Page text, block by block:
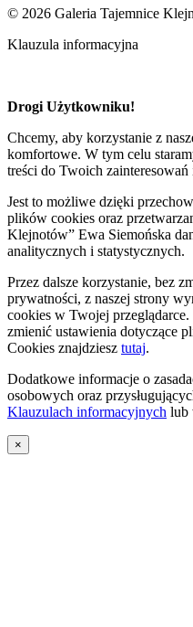
© 2026 Galeria Tajemnice
Klauzula informacyjna
Drogi Użytkowniku!
Chcemy, aby korzystanie z
komfortowe. W tym celu
treści do Twoich zainteresowań
Jest to możliwe dzięki
plików cookies oraz
Klejnotów” Ewa Siemońska
analitycznych i statystycznych.
Przez dalsze korzystanie, bez
prywatności, z naszej strony
cookies w Twojej przeglądarce.
zmienić ustawienia dotyczące
Cookies znajdziesz tutaj.
Dodatkowe informacje o
osobowych oraz
Klauzulach informacyjnych lub
×